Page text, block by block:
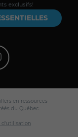
exclusifs!
en ressources
du Québec.
d'utilisation